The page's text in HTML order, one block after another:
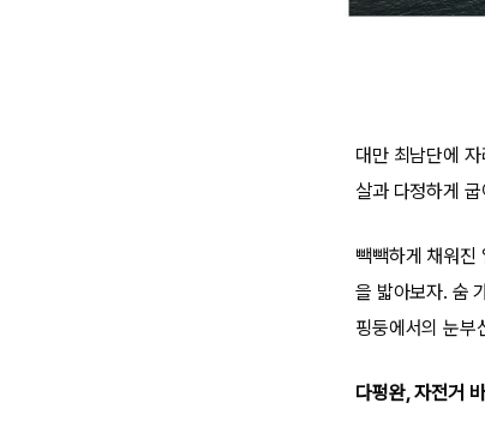
대만 최남단에
살과 다정하게
빽빽하게 채워진
을 밟아보자. 숨
핑둥에서의 눈부
다펑완, 자전거